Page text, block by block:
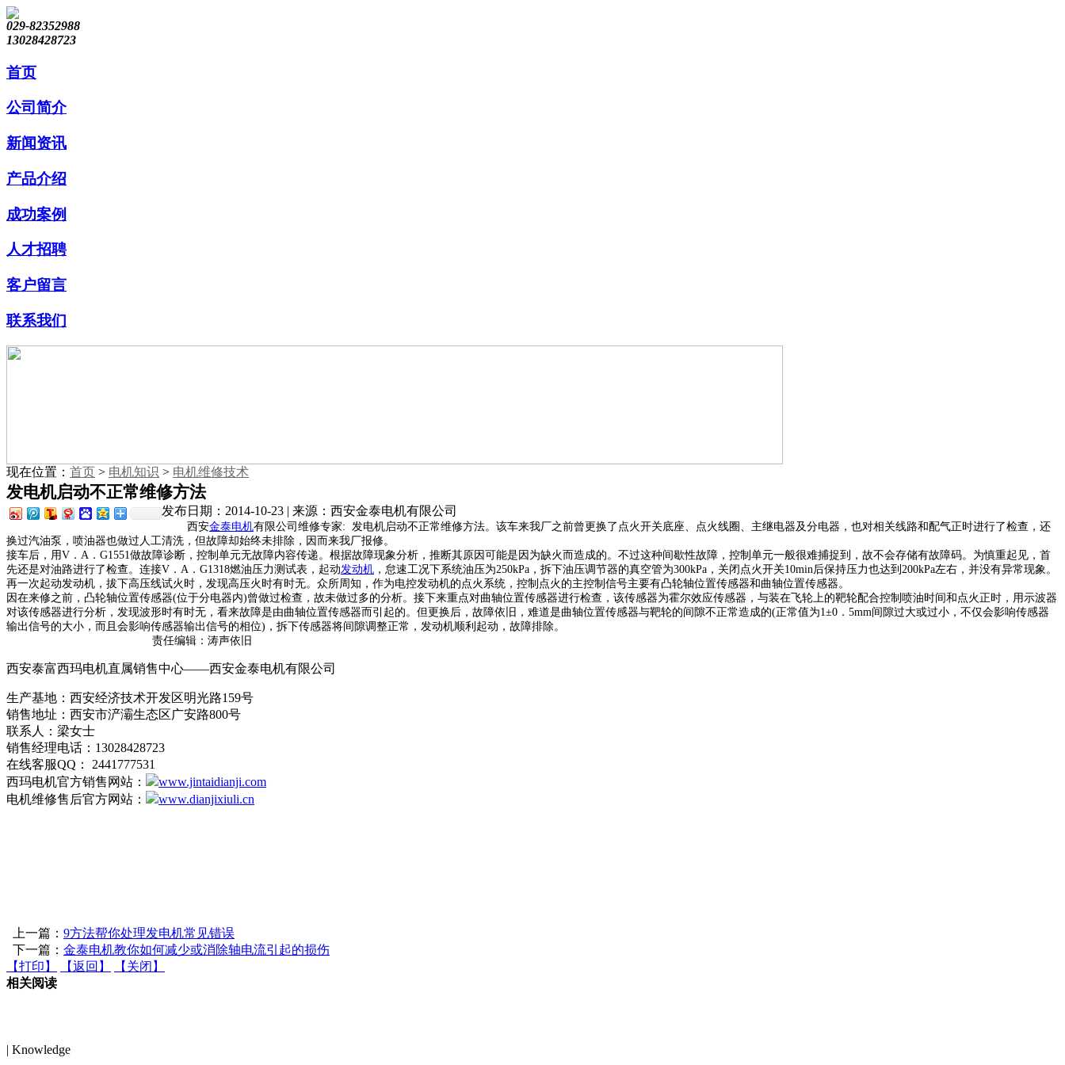
029-82352988
13028428723
首页
公司简介
新闻资讯
产品介绍
成功案例
人才招聘
客户留言
联系我们
现在位置： 首页 > 电机知识 > 电机维修技术
发电机启动不正常维修方法
发布日期：2014-10-23 | 来源：西安金泰电机有限公司
西安金泰电机有限公司维修专家: 发电机启动不正常维修方法。 该车来我厂之前曾更换了点火开关底座、点火线圈、主继电器及分电器，也对相关线路和配气正时进行了检查，还
换过汽油泵，喷油器也做过人工清洗，但故障却始终未排除，因而来我厂报修。
接车后，用V．A．G1551做故障诊断，控制单元无故障内容传递。根据故障现象分析，推断其原因可能是因为缺火而造成的。不过这种间歇性故障，控制单元一般很难捕捉到，故不会存储有故障码。为慎重起见，首
先还是对油路进行了检查。连接V．A．G1318燃油压力测试表，起动发动机 ，怠速工况下系统油压为250kPa，拆下油压调节器的真空管为300kPa，关闭点火开关10min后保持压力也达到200kPa左右，并没有异常现象。
再一次起动发动机，拔下高压线试火时，发现高压火时有时无。众所周知，作为电控发动机的点火系统，控制点火的主控制信号主要有凸轮轴位置传感器和曲轴位置传感器。
因在来修之前，凸轮轴位置传感器(位于分电器内)曾做过检查，故未做过多的分析。接下来重点对曲轴位置传感器进行检查，该传感器为霍尔效应传感器，与装在飞轮上的靶轮配合控制喷油时间和点火正时，用示波器
对该传感器进行分析，发现波形时有时无，看来故障是由曲轴位置传感器而引起的。但更换后，故障依旧，难道是曲轴位置传感器与靶轮的间隙不正常造成的(正常值为1±0．5mm间隙过大或过小，不仅会影响传感器
输出信号的大小，而且会影响传感器输出信号的相位)，拆下传感器将间隙调整正常，发动机顺利起动，故障排除。
责任编辑：涛声依旧
西安泰富西玛电机直属销售中心——西安金泰电机有限公司
生产基地：西安经济技术开发区明光路159号
销售地址：西安市浐灞生态区广安路800号
联系人：梁女士
销售经理电话：13028428723
在线客服QQ： 2441777531
西玛电机官方销售网站：
www.jintaidianji.com
电机维修售后官方网站：
www.dianjixiuli.cn
上一篇： 9方法帮你处理发电机常见错误
下一篇： 金泰电机教你如何减少或消除轴电流引起的损伤
【打印】
【返回】
【关闭】
相关阅读
| Knowledge